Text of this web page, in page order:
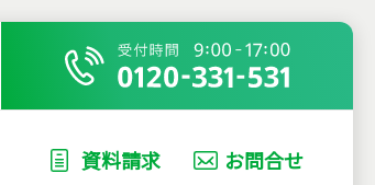
資料請求 お問合せ